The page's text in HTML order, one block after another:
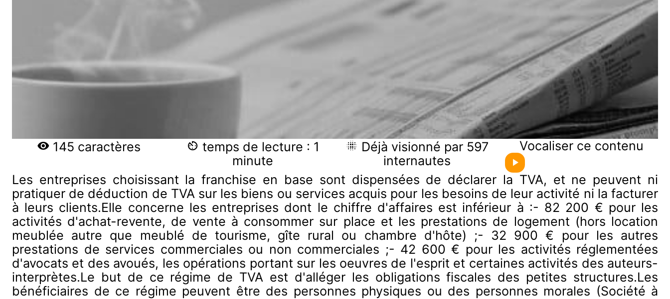
145 caractères
temps de lecture : 1
minute
Déjà visionné par 597
internautes
Vocaliser ce contenu
Les entreprises choisissant la franchise en base sont dispensées de déclarer la TVA, et ne peuvent ni
pratiquer de déduction de TVA sur les biens ou services acquis pour les besoins de leur activité ni la facturer
à leurs clients.Elle concerne les entreprises dont le chiffre d'affaires est inférieur à :- 82 200 € pour les
activités d'achat-revente, de vente à consommer sur place et les prestations de logement (hors location
meublée autre que meublé de tourisme, gîte rural ou chambre d'hôte) ;- 32 900 € pour les autres
prestations de services commerciales ou non commerciales ;- 42 600 € pour les activités réglementées
d'avocats et des avoués, les opérations portant sur les oeuvres de l'esprit et certaines activités des auteurs-
interprètes.Le but de ce régime de TVA est d'alléger les obligations fiscales des petites structures.Les
bénéficiaires de ce régime peuvent être des personnes physiques ou des personnes morales (Société à